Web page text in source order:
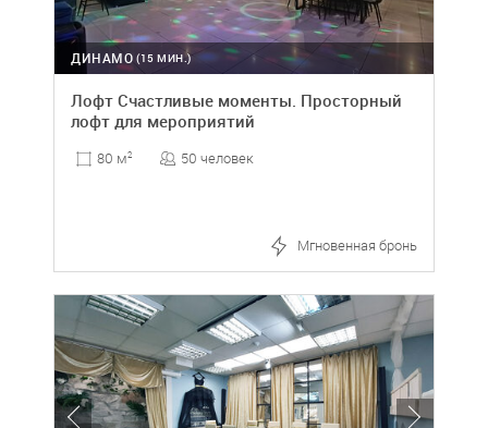
(15 МИН.)
ДИНАМО
Лофт Счастливые моменты. Просторный
лофт для мероприятий
80 м2 50 человек
Мгновенная бронь